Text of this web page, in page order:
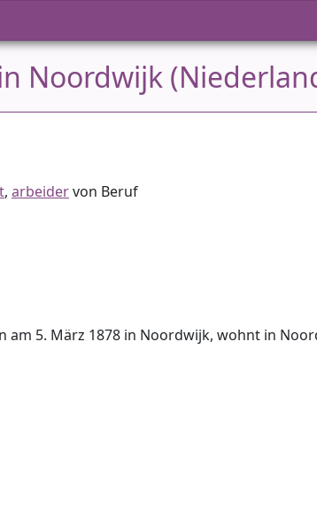
Noordwijk
, arbeidervon Beruf
am 5. März 1878 in Noordwijk, wohnt in